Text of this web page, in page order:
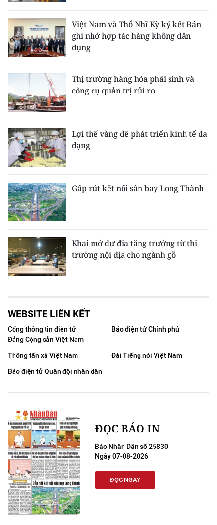
Việt Nam và Thổ Nhĩ Kỳ ký kết Bản
ghi nhớ hợp tác hàng không dân
dụng
Thị trường hàng hóa phái sinh và
công cụ quản trị rủi ro
Lợi thế vàng để phát triển kinh tế đa
dạng
Gấp rút kết nối sân bay Long Thành
Khai mở dư địa tăng trưởng từ thị
trường nội địa cho ngành gỗ
WEBSITE LIÊN KẾT
Cổng thông tin điện tử
Đảng Cộng sản Việt Nam
Báo điện tử Chính phủ
Thông tấn xã Việt Nam
Đài Tiếng nói Việt Nam
Báo điện tử Quân đội nhân dân
ĐỌC BÁO IN
Báo Nhân Dân số 25830
Ngày 07-08-2026
ĐỌC NGAY